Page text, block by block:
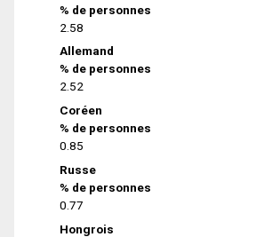
% de personnes
2.58
Allemand
% de personnes
2.52
Coréen
% de personnes
0.85
Russe
% de personnes
0.77
Hongrois